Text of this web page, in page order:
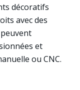
décoratifs
avec des
et
ou CNC.